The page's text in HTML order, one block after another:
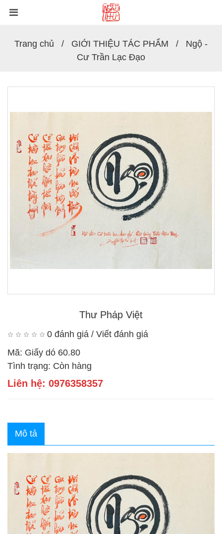
Trang chủ GIỚI THIỆU TÁC PHẨM
Ngộ -
Cư Trần Lạc Đạo
Thư Pháp Việt
0 đánh giá / Viết đánh giá
Mã: Giấy dó 60.80
Tình trạng: Còn hàng
Liên hệ: 0976358357
Mô tả